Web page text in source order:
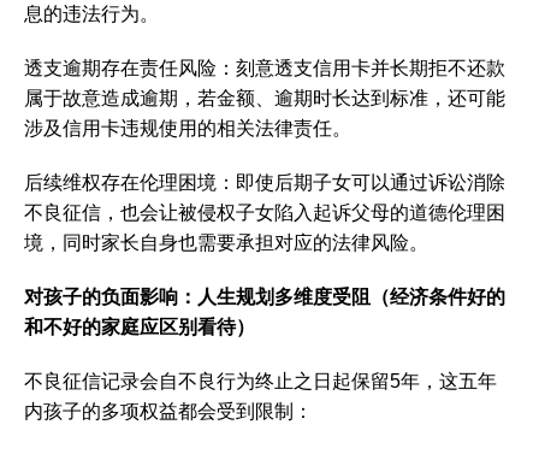
息的违法行为。
‌透支逾期存在责任风险‌：刻意透支信用卡并长期拒不还款
属于故意造成逾期，若金额、逾期时长达到标准，还可能
涉及信用卡违规使用的相关法律责任。
‌后续维权存在伦理困境‌：即使后期子女可以通过诉讼消除
不良征信，也会让被侵权子女陷入起诉父母的道德伦理困
境，同时家长自身也需要承担对应的法律风险。
对孩子的负面影响：人生规划多维度受阻（经济条件好的
和不好的家庭应区别看待）
不良征信记录会自不良行为终止之日起保留5年，这五年
内孩子的多项权益都会受到限制：